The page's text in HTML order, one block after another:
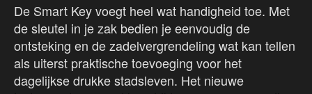
De Smart Key voegt heel wat handigheid toe. Met
de sleutel in je zak bedien je eenvoudig de
ontsteking en de zadelvergrendeling wat kan tellen
als uiterst praktische toevoeging voor het
dagelijkse drukke stadsleven. Het nieuwe